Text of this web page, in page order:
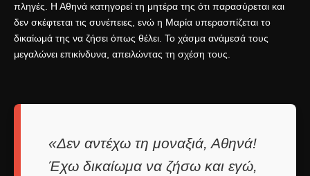
πληγές. Η Αθηνά κατηγορεί τη μητέρα της ότι παρασύρεται και
δεν σκέφτεται τις συνέπειες, ενώ η Μαρία υπερασπίζεται το
δικαίωμά της να ζήσει όπως θέλει. Το χάσμα ανάμεσά τους
μεγαλώνει επικίνδυνα, απειλώντας τη σχέση τους.
«Δεν αντέχω τη μοναξιά, Αθηνά!
Έχω δικαίωμα να ζήσω και εγώ,